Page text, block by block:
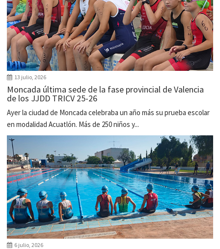
13 julio, 2026
Moncada última sede de la fase provincial de Valencia
de los JJDD TRICV 25-26
Ayer la ciudad de Moncada celebraba un año más su prueba escolar
en modalidad Acuatlón. Más de 250 niños y...
6 julio, 2026